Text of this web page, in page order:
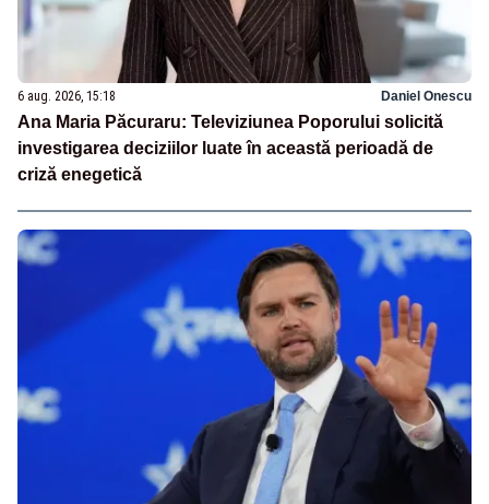
6 aug. 2026, 15:18 Daniel Onescu
Ana Maria Păcuraru: Televiziunea Poporului solicită
investigarea deciziilor luate în această perioadă de
criză enegetică